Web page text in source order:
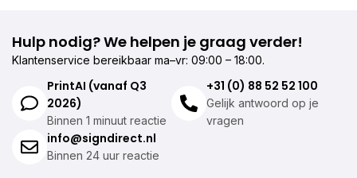
Hulp nodig? We helpen je graag verder!
Klantenservice bereikbaar ma–vr: 09:00 – 18:00.
PrintAI (vanaf Q3
2026)
Binnen 1 minuut reactie
+31 (0) 88 52 52 100
Gelijk antwoord op je
vragen
info@signdirect.nl
Binnen 24 uur reactie